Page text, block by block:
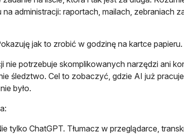
administracji: raportach, mailach, zebraniach
jak to zrobić w godzinę na kartce papieru.
nie potrzebuje skomplikowanych narzędzi ani
śledztwo. Cel to zobaczyć, gdzie AI już
było.
tylko ChatGPT. Tłumacz w przeglądarce,